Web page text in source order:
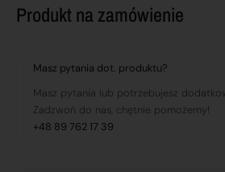
Produkt na zamówienie
Masz pytania dot. produktu?
Masz pytania lub potrzebujesz
Zadzwoń do nas, chętnie pomożemy!
+48 89 762 17 39